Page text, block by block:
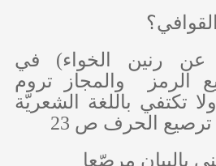
عن رنين الخواء) في
الرمز والمجاز تروم
تكتفي باللغة الشعريّة
ترصيع الحرف ص 23
بالبيان مرصّعا